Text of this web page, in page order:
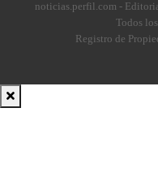
noticias.perfil.com -
Todos
Registro de